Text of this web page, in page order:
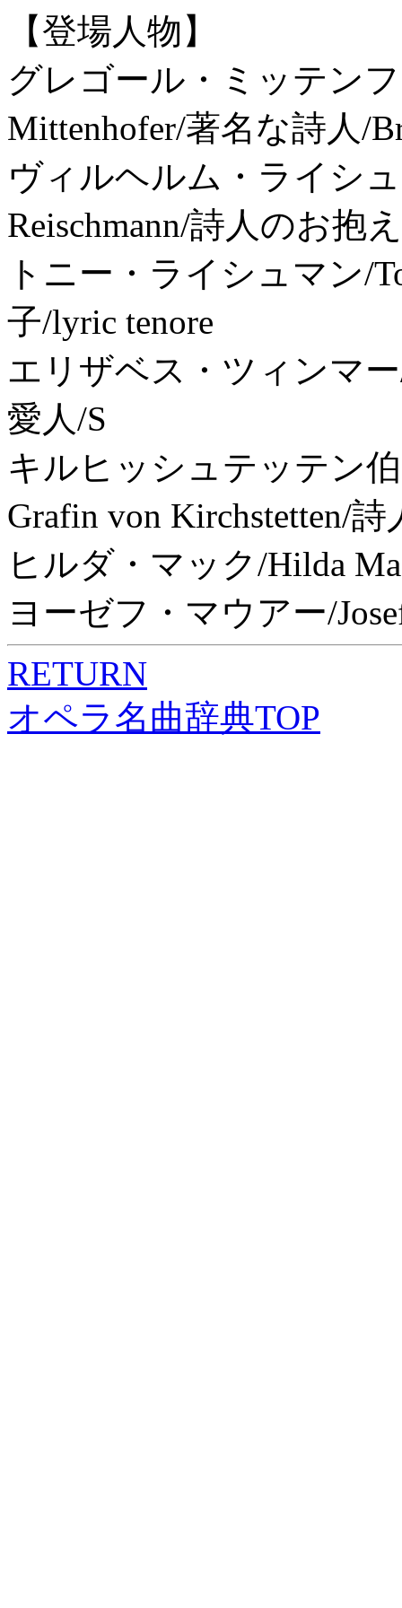
【登場人物】
グレゴール・ミッテン
Mittenhofer/著名な詩人/
ヴィルヘルム・ライシ
Reischmann/詩人のお抱
トニー・ライシュマン/
子/lyric tenore
エリザベス・ツィンマ
愛人/S
キルヒッシュテッテン
Grafin von Kirchstetten/
ヒルダ・マック/Hilda
ヨーゼフ・マウアー/
RETURN
オペラ名曲辞典TOP